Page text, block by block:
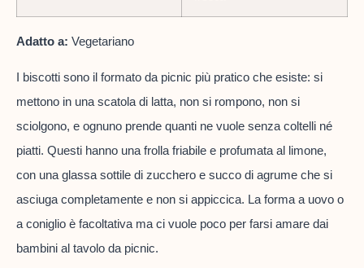
Adatto a: Vegetariano
I biscotti sono il formato da picnic più pratico che esiste: si
mettono in una scatola di latta, non si rompono, non si
sciolgono, e ognuno prende quanti ne vuole senza coltelli né
piatti. Questi hanno una frolla friabile e profumata al limone,
con una glassa sottile di zucchero e succo di agrume che si
asciuga completamente e non si appiccica. La forma a uovo o
a coniglio è facoltativa ma ci vuole poco per farsi amare dai
bambini al tavolo da picnic.